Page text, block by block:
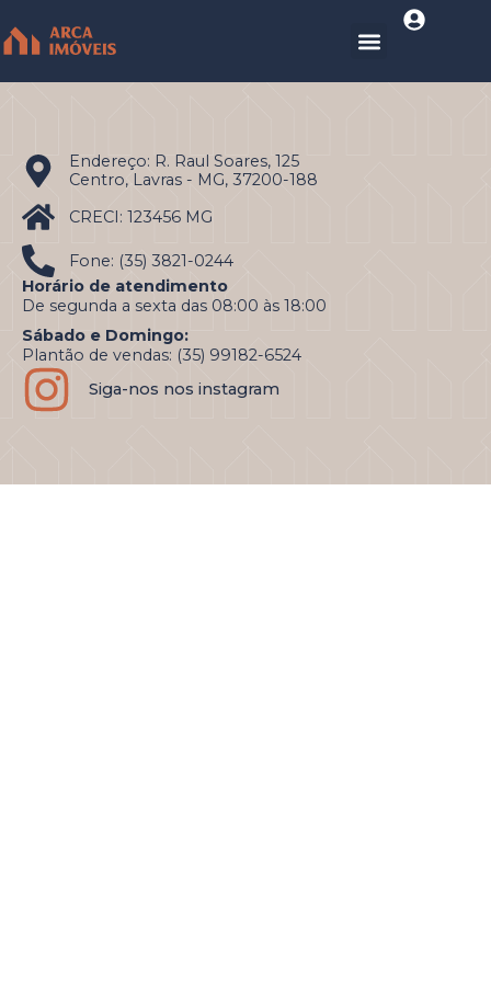
Endereço: R. Raul Soares, 125
Centro, Lavras - MG, 37200-188
CRECI: 123456 MG
Fone: (35) 3821-0244
Horário de atendimento
De segunda a sexta das 08:00 às 18:00
Sábado e Domingo:
Plantão de vendas: (35) 99182-6524
Siga-nos nos instagram